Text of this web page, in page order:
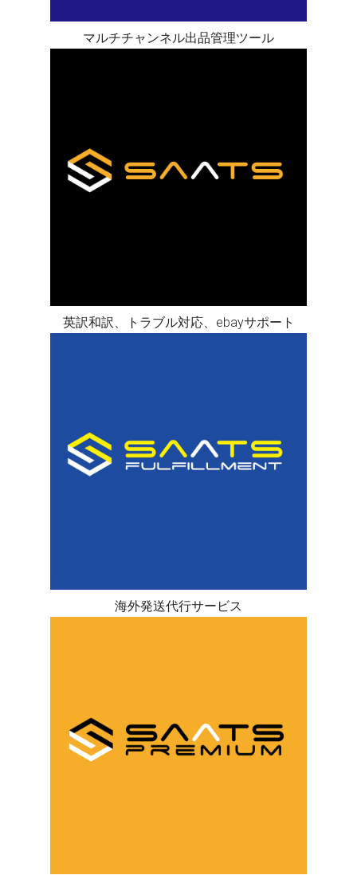
マルチチャンネル出品管理ツール
英訳和訳、トラブル対応、ebayサポート
海外発送代行サービス